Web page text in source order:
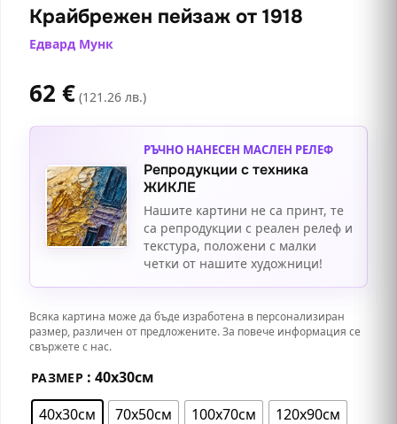
Крайбрежен пейзаж от 1918
Едвард Мунк
62 € (121.26 лв.)
РЪЧНО НАНЕСЕН МАСЛЕН РЕЛЕФ
Репродукции с техника
ЖИКЛЕ
Нашите картини не са принт, те
са репродукции с реален релеф и
текстура, положени с малки
четки от нашите художници!
Всяка картина може да бъде изработена в персонализиран
размер, различен от предложените. За повече информация се
свържете с нас.
РАЗМЕР : 40х30см
40х30см
70х50см 100х70см 120х90см